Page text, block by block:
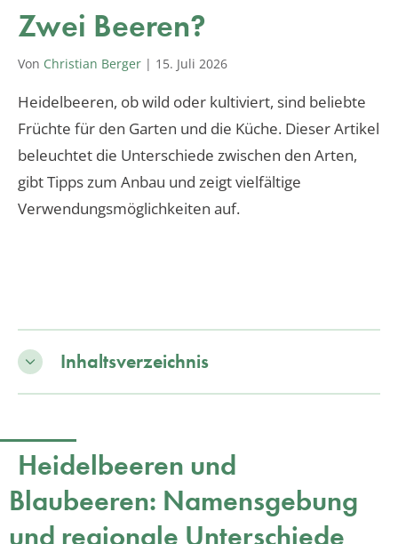
Zwei Beeren?
Von Christian Berger | 15. Juli 2026
Heidelbeeren, ob wild oder kultiviert, sind beliebte
Früchte für den Garten und die Küche. Dieser Artikel
beleuchtet die Unterschiede zwischen den Arten,
gibt Tipps zum Anbau und zeigt vielfältige
Verwendungsmöglichkeiten auf.
Inhaltsverzeichnis
Heidelbeeren und
Blaubeeren: Namensgebung
und regionale Unterschiede